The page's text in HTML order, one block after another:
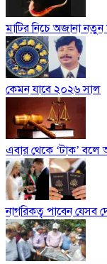
মাটির নিচে অজানা নতুন
কেমন যাবে ২০২৬ সাল
এবার থেকে ‘টাক’ বলে
নাগরিকত্ব পাবেন যেসব